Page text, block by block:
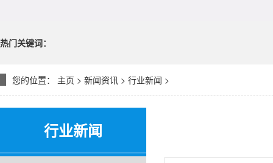
热门关键词：
您的位置： 主页 > 新闻资讯 > 行业新闻 >
行业新闻